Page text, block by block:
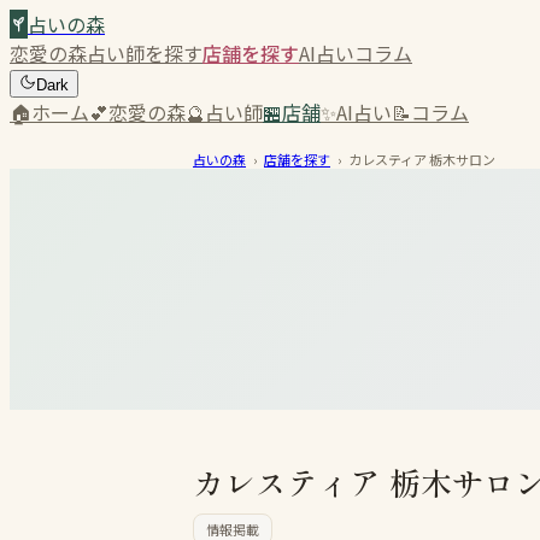
占いの森
恋愛の森占い師を探す店舗を探すAI占いコラム
Dark
🏠ホーム💕恋愛の森🔮占い師🏪店舗✨AI占い📝コラム
占いの森 › 店舗を探す › カレスティア 栃木サロン
カレスティア 栃木サロ
情報掲載